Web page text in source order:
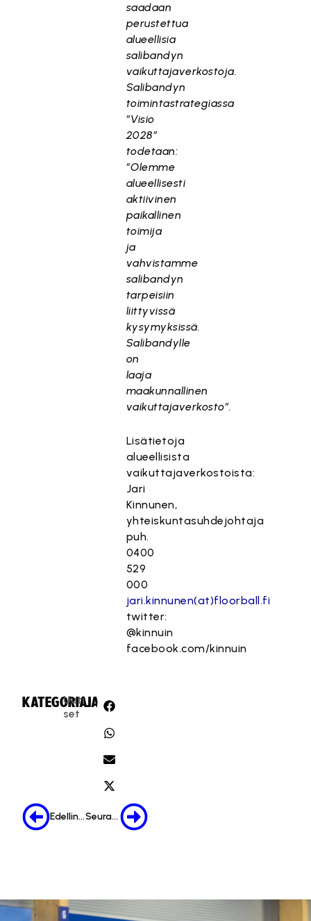
saadaan
perustettua
alueellisia
salibandyn
vaikuttajaverkostoja.
Salibandyn
toimintastrategiassa
”Visio
2028”
todetaan:
”Olemme
alueellisesti
aktiivinen
paikallinen
toimija
ja
vahvistamme
salibandyn
tarpeisiin
liittyvissä
kysymyksissä.
Salibandylle
on
laaja
maakunnallinen
vaikuttajaverkosto”.
Lisätietoja
alueellisista
vaikuttajaverkostoista:
Jari
Kinnunen,
yhteiskuntasuhdejohtaja
puh.
0400
529
000
jari.kinnunen(at)floorball.fi
twitter:
@kinnuin
facebook.com/kinnuin
KATEGORIA:
Uuti
set
JAA:
Edellinen Seuraava